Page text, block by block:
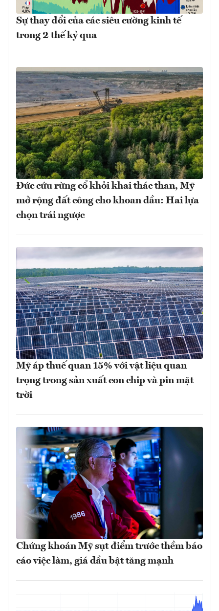
Sự thay đổi của các siêu cường kinh tế
trong 2 thế kỷ qua
Đức cứu rừng cổ khỏi khai thác than, Mỹ
mở rộng đất công cho khoan dầu: Hai lựa
chọn trái ngược
Mỹ áp thuế quan 15% với vật liệu quan
trọng trong sản xuất con chip và pin mặt
trời
Chứng khoán Mỹ sụt điểm trước thềm báo
cáo việc làm, giá dầu bật tăng mạnh